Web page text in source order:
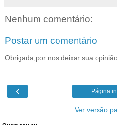
Nenhum comentário:
Postar um comentário
Obrigada,por nos deixar sua
‹ Página
Ver versão